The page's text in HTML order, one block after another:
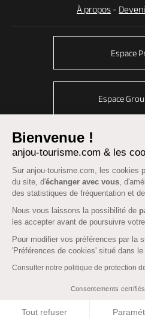
Bienvenue !
anjou-tourisme.com & les
Sur anjou-tourisme.com, les cookies
du site, d'échanger avec vous,
des statistiques de fréquentation et
Nous vous laissons la possibilité de
les accepter avant de poursuivre
Pour modifier vos préférences par la
'Préférences de cookies' situé dans le
Consulter notre politique de protection
Consentements
Tout refuser
À propos -
Espace
Espace
© Anjou tourisme 2026 -Plan du
Mentions légales -Données
CGU Réservation